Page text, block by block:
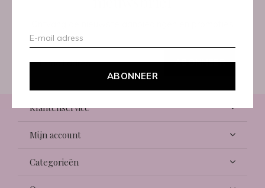
ABONNEER
ABONNEER
Klantenservice
Mijn account
Categorieën